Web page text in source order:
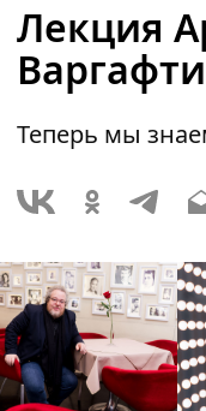
Лекция
Теперь мы